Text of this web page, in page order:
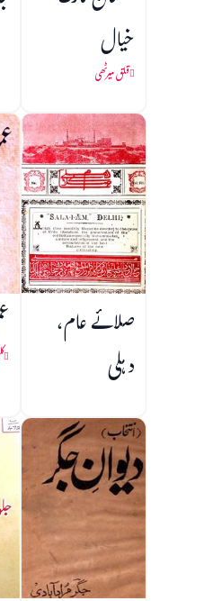
خیال
قلق میرٹھی
صلائے عام،
دہلی